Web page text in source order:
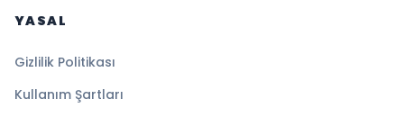
YASAL
Gizlilik Politikası
Kullanım Şartları